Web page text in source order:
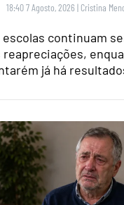
18:40 7 Agosto, 2026 | Cristina
escolas continuam
reapreciações,
já há